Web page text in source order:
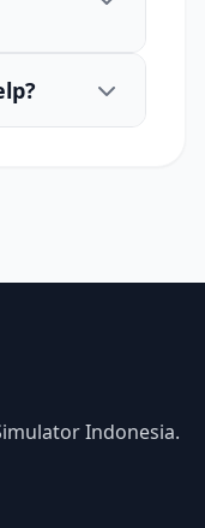
Indonesia.